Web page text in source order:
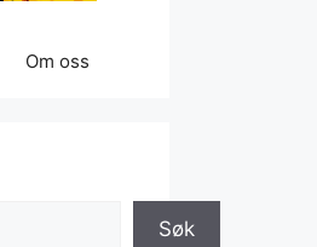
Om oss
Søk